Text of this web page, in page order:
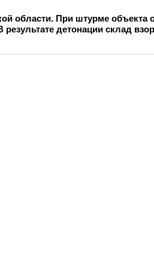
области. При штурме объекта
детонации склад